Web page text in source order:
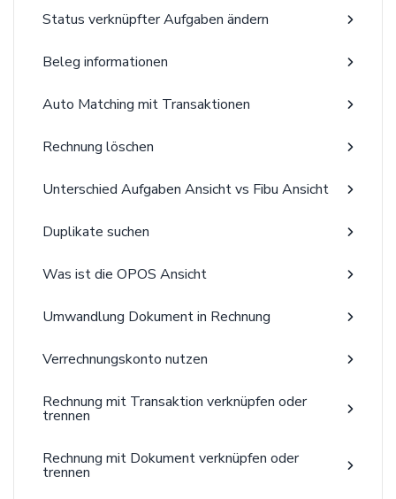
Status verknüpfter Aufgaben ändern
Beleg informationen
Auto Matching mit Transaktionen
Rechnung löschen
Unterschied Aufgaben Ansicht vs Fibu Ansicht
Duplikate suchen
Was ist die OPOS Ansicht
Umwandlung Dokument in Rechnung
Verrechnungskonto nutzen
Rechnung mit Transaktion verknüpfen oder
trennen
Rechnung mit Dokument verknüpfen oder
trennen